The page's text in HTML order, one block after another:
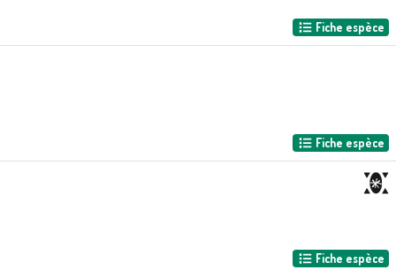
Fiche espèce
Fiche espèce
Fiche espèce